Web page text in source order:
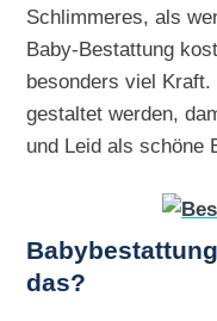
Schlimmeres, als
Baby-Bestattung
besonders viel
gestaltet werden,
und Leid als schöne
das?